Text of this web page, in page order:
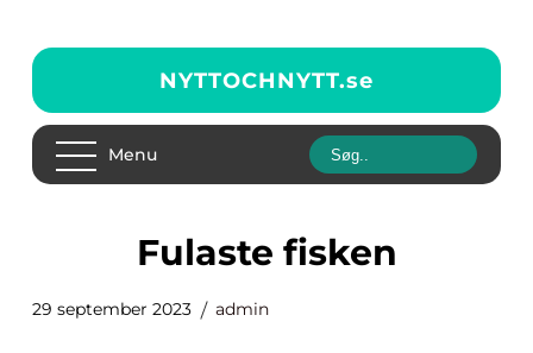
NYTTOCHNYTT.se
Menu
fulaste fisken
29 september 2023 admin